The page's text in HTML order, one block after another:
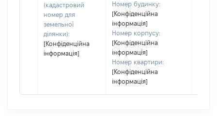
(кадастровий
номер для
земельної
ділянки):
[Конфіденційна
інформація]
Номер будинку:
[Конфіденційна
інформація]
Номер корпусу:
[Конфіденційна
інформація]
Номер квартири:
[Конфіденційна
інформація]